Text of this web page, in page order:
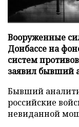
Вооруженные
Донбассе на
систем
заявил бывший
Бывший
российские
невиданной